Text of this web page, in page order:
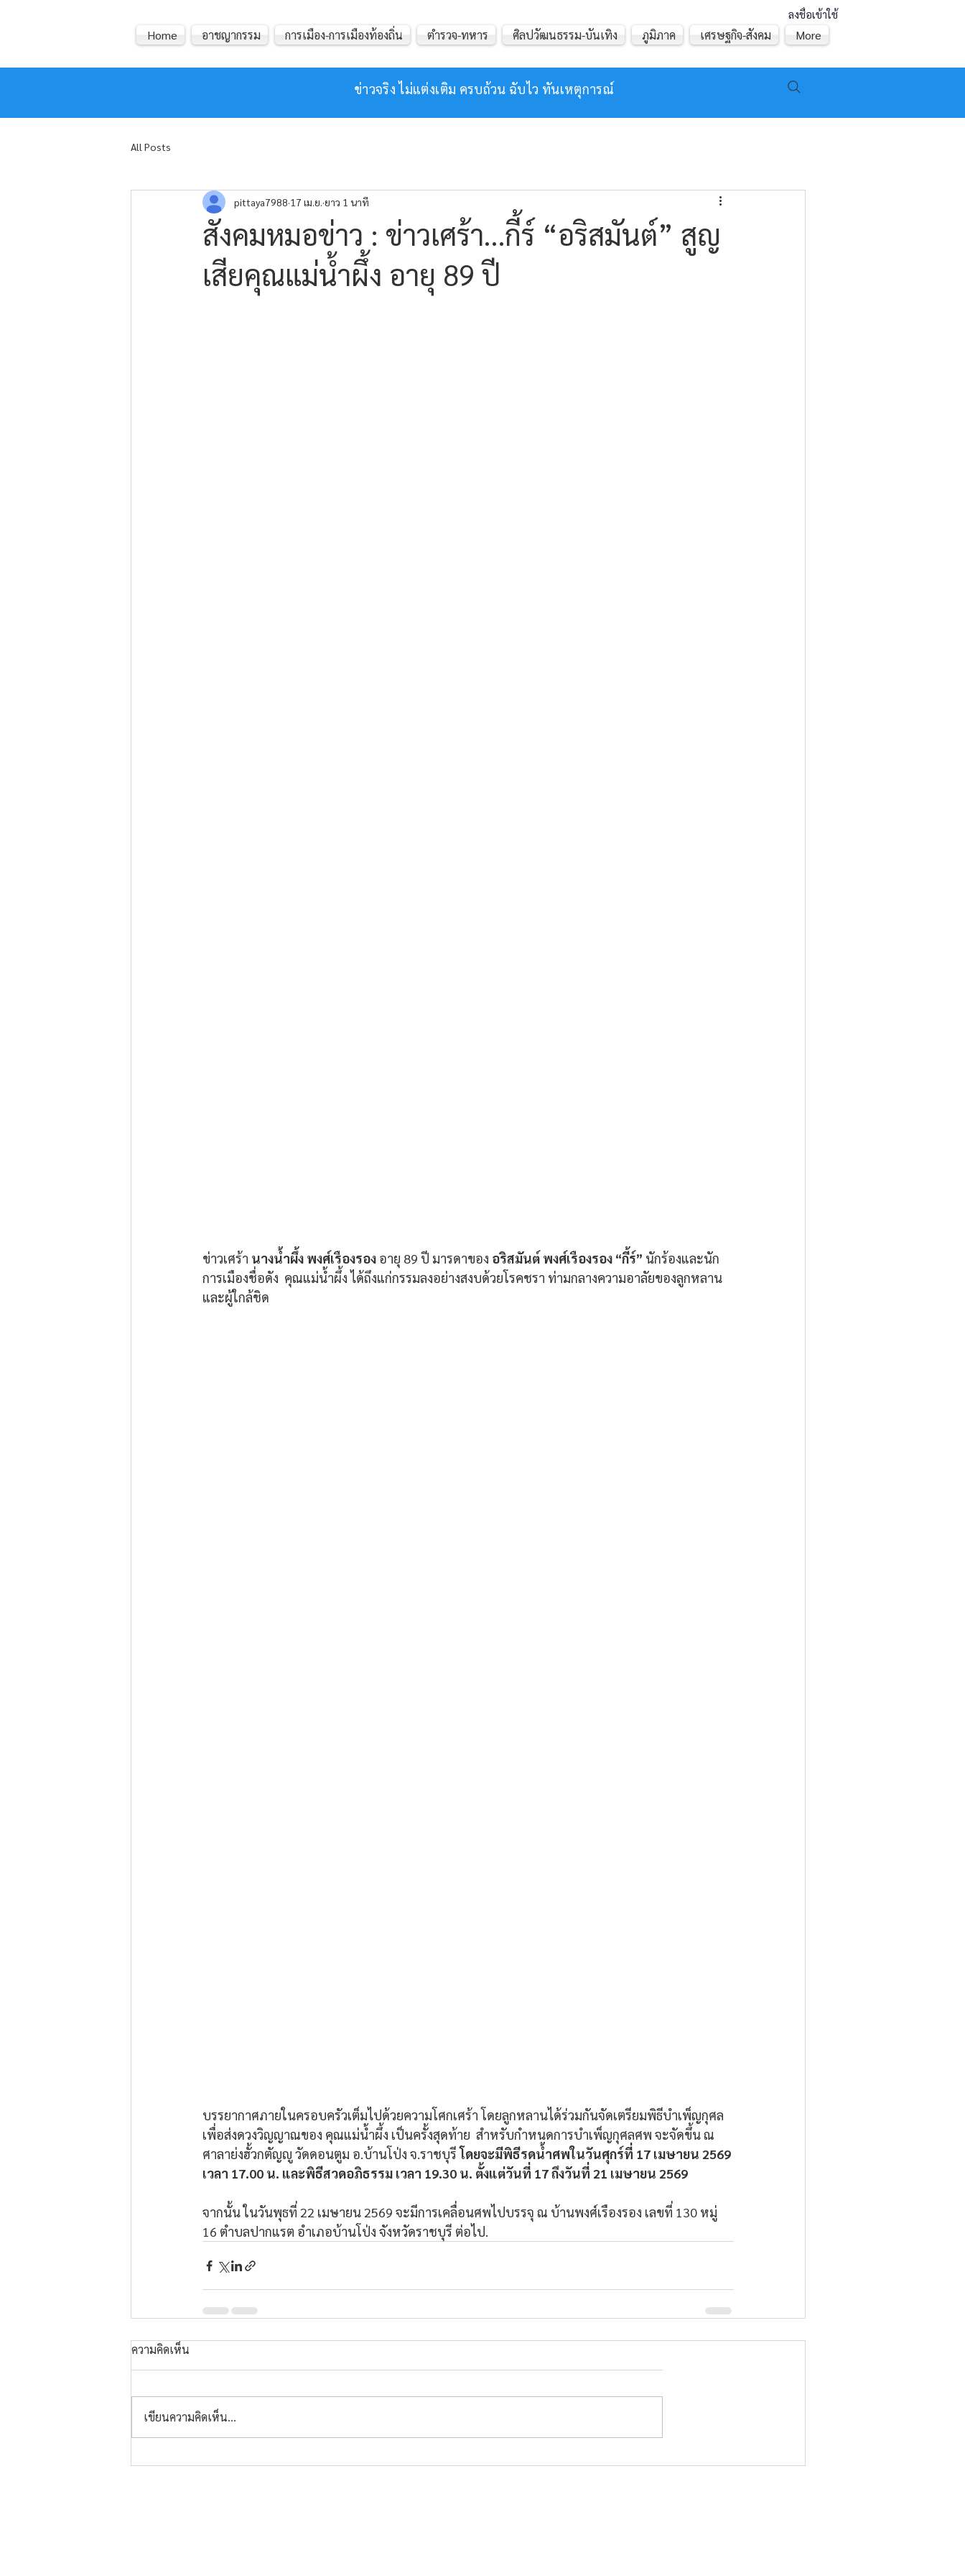
ลงชื่อเข้าใช้
ข่าวจริง ไม่แต่งเติม ครบถ้วน ฉับไว ทันเหตุการณ์
Home อาชญากรรม การเมือง-การเมืองท้องถิ่น ตำรวจ-ทหาร ศิลปวัฒนธรรม-บันเทิง ภูมิภาค เศรษฐกิจ-สังคม More
All Posts
สังคมหมอข่าว : ข่าวเศร้า…กี้ร์ “อริสมันต์” สูญ
เสียคุณแม่น้ำผึ้ง อายุ 89 ปี
pittaya7988 17 เม.ย. ยาว 1 นาที
ข่าวเศร้า นางน้ำผึ้ง พงศ์เรืองรอง อายุ 89 ปี มารดาของ อริสมันต์ พงศ์เรืองรอง “กี้ร์” นักร้องและนัก
การเมืองชื่อดัง  คุณแม่น้ำผึ้ง ได้ถึงแก่กรรมลงอย่างสงบด้วยโรคชรา ท่ามกลางความอาลัยของลูกหลาน
และผู้ใกล้ชิด
บรรยากาศภายในครอบครัวเต็มไปด้วยความโศกเศร้า โดยลูกหลานได้ร่วมกันจัดเตรียมพิธีบำเพ็ญกุศล
เพื่อส่งดวงวิญญาณของ คุณแม่น้ำผึ้ง เป็นครั้งสุดท้าย  สำหรับกำหนดการบำเพ็ญกุศลศพ จะจัดขึ้น ณ
ศาลาย่งฮั้วกตัญญู วัดดอนตูม อ.บ้านโป่ง จ.ราชบุรี โดยจะมีพิธีรดน้ำศพในวันศุกร์ที่ 17 เมษายน 2569
เวลา 17.00 น. และพิธีสวดอภิธรรม เวลา 19.30 น. ตั้งแต่วันที่ 17 ถึงวันที่ 21 เมษายน 2569
จากนั้น ในวันพุธที่ 22 เมษายน 2569 จะมีการเคลื่อนศพไปบรรจุ ณ บ้านพงศ์เรืองรอง เลขที่ 130 หมู่
16 ตำบลปากแรต อำเภอบ้านโป่ง จังหวัดราชบุรี ต่อไป.
ความคิดเห็น
เขียนความคิดเห็น…